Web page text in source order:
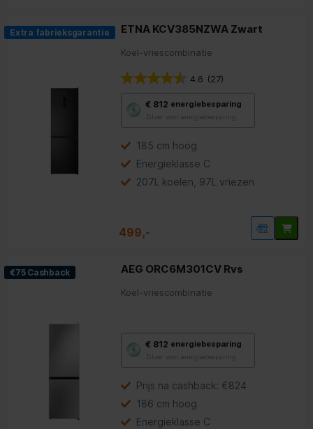
Extra fabrieksgarantie ETNA KCV385NZWA Zwart
Koel-vriescombinatie
4.6 (27)
€ 812 energiebesparing
Zilver voor energiebesparing
Youreko’s
voor
energiebesparing.
185 cm hoog
Energieklasse C
207L koelen, 97L vriezen
499,-
€75 Cashback AEG ORC6M301CV Rvs
Koel-vriescombinatie
€ 812 energiebesparing
Zilver voor energiebesparing
Youreko’s
voor
energiebesparing.
Prijs na cashback: €824
186 cm hoog
Energieklasse C